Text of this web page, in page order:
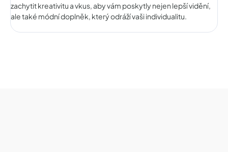
zachytit kreativitu a vkus, aby vám poskytly nejen lepší vidění,
ale také módní doplněk, který odráží vaši individualitu.